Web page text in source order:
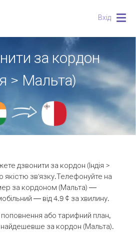
Вхід
за кордон
> Мальта)
дзвонити за кордон (Індія >
якістю зв'язку.Телефонуйте на
за кордоном (Мальта) —
— від 4.9 ¢ за хвилину.
або тарифний план,
за кордон (Мальта).